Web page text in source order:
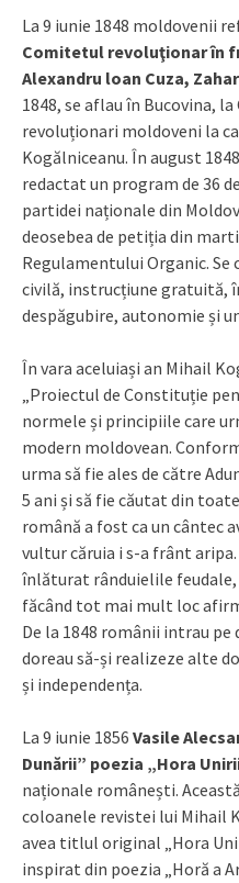
La 9 iunie 1848 moldovenii
Comitetul revoluţionar în
Alexandru loan Cuza,
1848, se aflau în Bucovina,
revoluționari moldoveni la
Kogălniceanu. În august
redactat un program de 36
partidei naționale din
deosebea de petiția din
Regulamentului Organic.
civilă, instrucțiune gratuită,
despăgubire, autonomie și
În vara aceluiași an Mihail
„Proiectul de Constituție
normele și principiile care
modern moldovean.
urma să fie ales de către
5 ani și să fie căutat din
română a fost ca un cântec
vultur căruia i s-a frânt
înlăturat rânduielile feudale,
făcând tot mai mult loc
De la 1848 românii intrau
doreau să-și realizeze alte
și independența.
La 9 iunie 1856 Vasile
Dunării” poezia „Hora
naționale românești.
coloanele revistei lui Mihail
avea titlul original „Hora
inspirat din poezia „Horă a